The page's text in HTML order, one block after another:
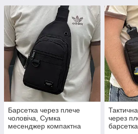
Барсетка через плече
чоловіча, Сумка
месенджер компактна
через